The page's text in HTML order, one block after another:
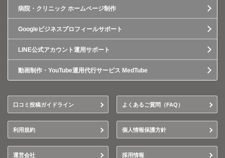
病院・クリニック ホームページ制作
Googleビジネスプロフィールサポート
LINE公式アカウント運用サポート
動画制作・YouTube運用代行サービス MedTube
口コミ投稿ガイドライン よくあるご質問（FAQ）
利用規約 個人情報保護方針
運営会社 採用情報